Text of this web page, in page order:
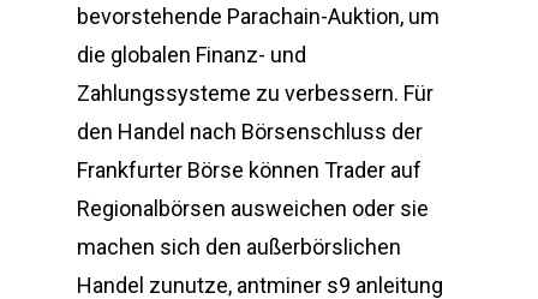
bevorstehende Parachain-Auktion, um
die globalen Finanz- und
Zahlungssysteme zu verbessern. Für
den Handel nach Börsenschluss der
Frankfurter Börse können Trader auf
Regionalbörsen ausweichen oder sie
machen sich den außerbörslichen
Handel zunutze, antminer s9 anleitung